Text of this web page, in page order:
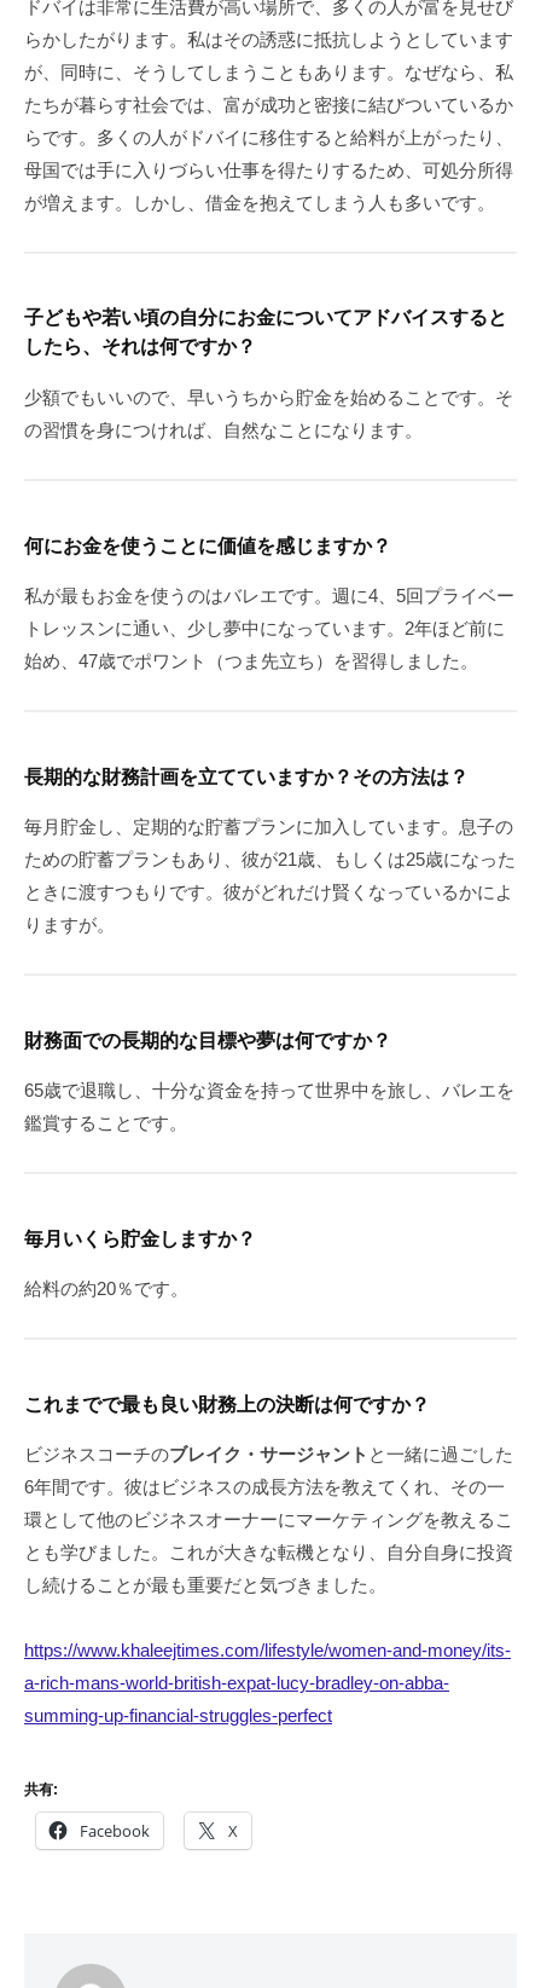
ドバイは非常に生活費が高い場所で、多くの人が富を見せび
らかしたがります。私はその誘惑に抵抗しようとしています
が、同時に、そうしてしまうこともあります。なぜなら、私
たちが暮らす社会では、富が成功と密接に結びついているか
らです。多くの人がドバイに移住すると給料が上がったり、
母国では手に入りづらい仕事を得たりするため、可処分所得
が増えます。しかし、借金を抱えてしまう人も多いです。
子どもや若い頃の自分にお金についてアドバイスすると
したら、それは何ですか？
少額でもいいので、早いうちから貯金を始めることです。そ
の習慣を身につければ、自然なことになります。
何にお金を使うことに価値を感じますか？
私が最もお金を使うのはバレエです。週に4、5回プライベー
トレッスンに通い、少し夢中になっています。2年ほど前に
始め、47歳でポワント（つま先立ち）を習得しました。
長期的な財務計画を立てていますか？その方法は？
毎月貯金し、定期的な貯蓄プランに加入しています。息子の
ための貯蓄プランもあり、彼が21歳、もしくは25歳になった
ときに渡すつもりです。彼がどれだけ賢くなっているかによ
りますが。
財務面での長期的な目標や夢は何ですか？
65歳で退職し、十分な資金を持って世界中を旅し、バレエを
鑑賞することです。
毎月いくら貯金しますか？
給料の約20％です。
これまでで最も良い財務上の決断は何ですか？
ビジネスコーチのブレイク・サージャント と一緒に過ごした
6年間です。彼はビジネスの成長方法を教えてくれ、その一
環として他のビジネスオーナーにマーケティングを教えるこ
とも学びました。これが大きな転機となり、自分自身に投資
し続けることが最も重要だと気づきました。
https://www.khaleejtimes.com/lifestyle/women-and-money/its-
a-rich-mans-world-british-expat-lucy-bradley-on-abba-
summing-up-financial-struggles-perfect
共有:
Facebook X